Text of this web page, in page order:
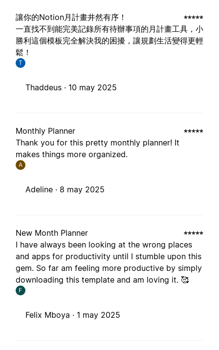
讓你的Notion月計畫井然有序！
一直找不到能完美記錄所有待辦事項的月計畫工具，小
勝利這個模板完全解決我的困擾，讓規劃生活變得更輕
鬆！
T
Thaddeus · 10 may 2025
Monthly Planner
Thank you for this pretty monthly planner! It
makes things more organized.
A
Adeline · 8 may 2025
New Month Planner
I have always been looking at the wrong places
and apps for productivity until I stumble upon this
gem. So far am feeling more productive by simply
downloading this template and am loving it. 🥰
F
Felix Mboya · 1 may 2025